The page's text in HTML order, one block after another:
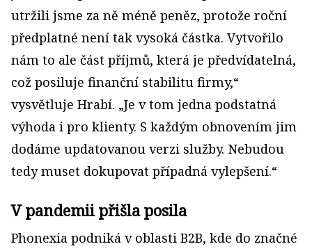
utržili jsme za ně méně peněz, protože roční
předplatné není tak vysoká částka. Vytvořilo
nám to ale část příjmů, která je předvídatelná,
což posiluje finanční stabilitu firmy,“
vysvětluje Hrabí. „Je v tom jedna podstatná
výhoda i pro klienty. S každým obnovením jim
dodáme updatovanou verzi služby. Nebudou
tedy muset dokupovat případná vylepšení.“
V pandemii přišla posila
Phonexia podniká v oblasti B2B, kde do značné